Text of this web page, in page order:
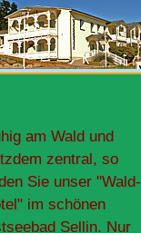
am Wald und
zentral, so
Sie unser "Wald-
im schönen
Sellin. Nur